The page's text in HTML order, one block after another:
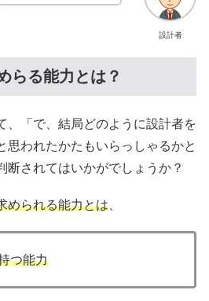
設計者
らる能力とは？
、「で、結局どのように設計者を
思われたかたもいらっしゃるかと
断されてはいかがでしょうか？
められる能力とは
つ能力